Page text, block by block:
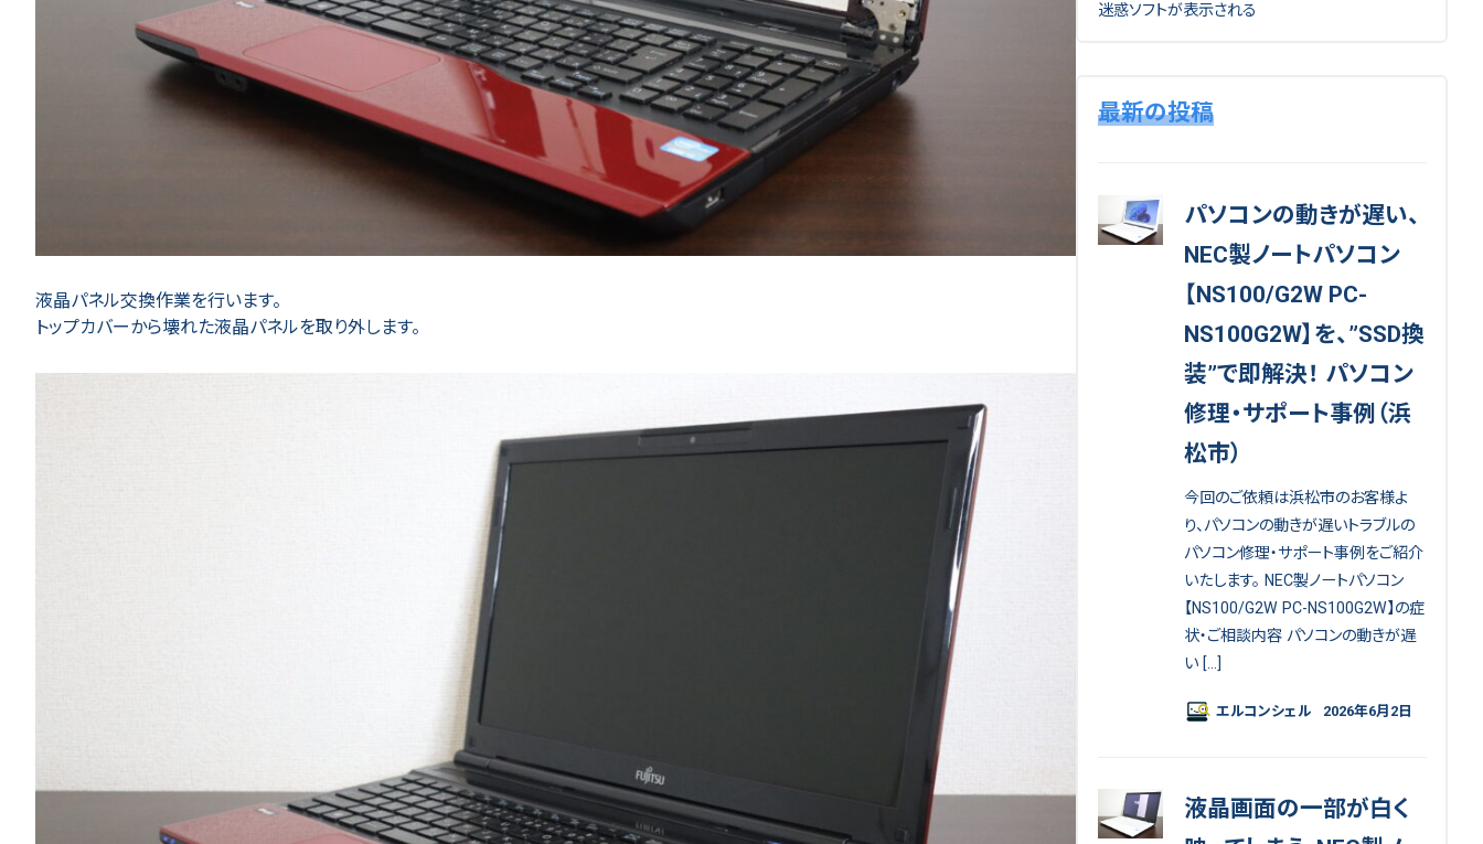
液晶パネル交換作業を行います。
トップカバーから壊れた液晶パネルを取り外します。
迷惑ソフトが表示される
最新の投稿
パソコンの動きが遅い、
NEC製ノートパソコン
【NS100/G2W PC-
NS100G2W】を、”SSD換
装”で即解決！ パソコン
修理・サポート事例（浜
松市）
今回のご依頼は浜松市のお客様よ
り、パソコンの動きが遅いトラブルの
パソコン修理・サポート事例をご紹介
いたします。 NEC製ノートパソコン
【NS100/G2W PC-NS100G2W】の症
状・ご相談内容 パソコンの動きが遅
い […]
エルコンシェル 2026年6月2日
液晶画面の一部が白く